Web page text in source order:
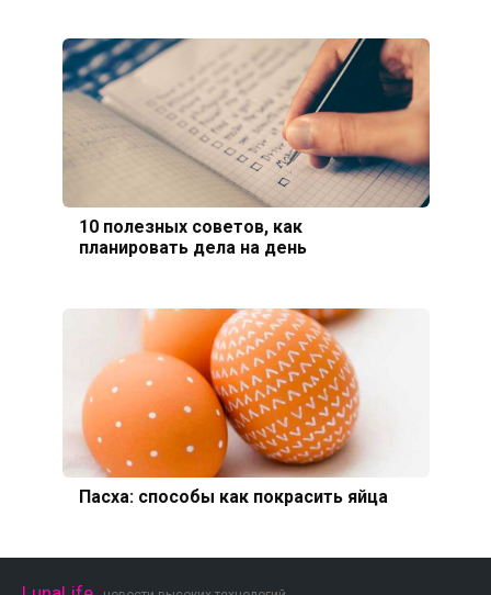
10 полезных советов, как
планировать дела на день
Пасха: способы как покрасить яйца